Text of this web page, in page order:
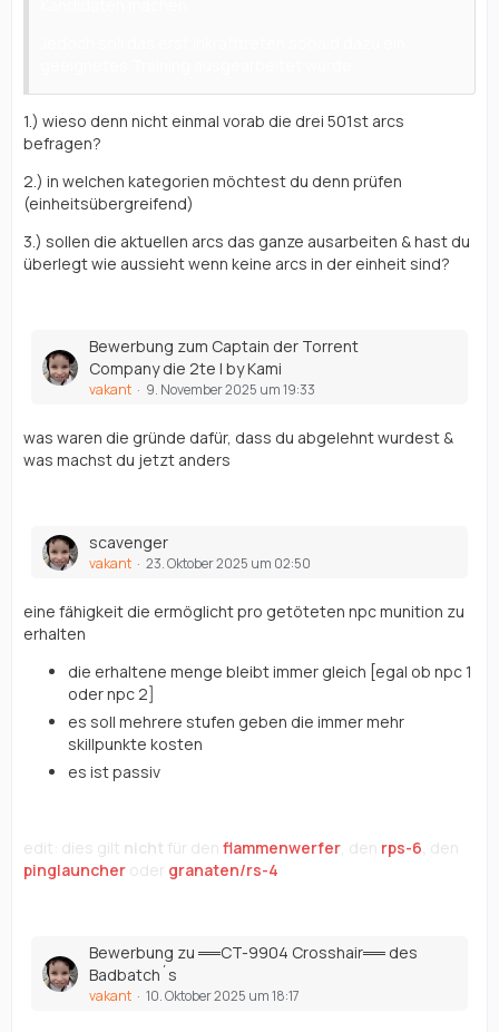
1.) wieso denn nicht einmal vorab die drei 501st arcs
befragen?
2.) in welchen kategorien möchtest du denn prüfen
(einheitsübergreifend)
3.) sollen die aktuellen arcs das ganze ausarbeiten & hast du
überlegt wie aussieht wenn keine arcs in der einheit sind?
Bewerbung zum Captain der Torrent
Company die 2te | by Kami
vakant 9. November 2025 um 19:33
was waren die gründe dafür, dass du abgelehnt wurdest &
was machst du jetzt anders
scavenger
vakant 23. Oktober 2025 um 02:50
eine fähigkeit die ermöglicht pro getöteten npc munition zu
erhalten
die erhaltene menge bleibt immer gleich [egal ob npc 1
oder npc 2]
es soll mehrere stufen geben die immer mehr
skillpunkte kosten
es ist passiv
edit: dies gilt nicht für den flammenwerfer, den rps-6, den
pinglauncher oder granaten/rs-4
Bewerbung zu ══CT-9904 Crosshair══ des
Badbatch´s
vakant 10. Oktober 2025 um 18:17